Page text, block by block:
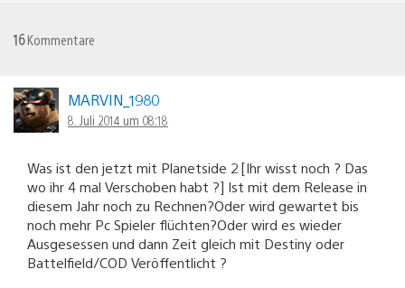
16Kommentare
MARVIN_1980
8. Juli 2014 um 08:18
Was ist den jetzt mit Planetside 2 [Ihr wisst noch ? Das
wo ihr 4 mal Verschoben habt ?] Ist mit dem Release in
diesem Jahr noch zu Rechnen?Oder wird gewartet bis
noch mehr Pc Spieler flüchten?Oder wird es wieder
Ausgesessen und dann Zeit gleich mit Destiny oder
Battelfield/COD Veröffentlicht ?